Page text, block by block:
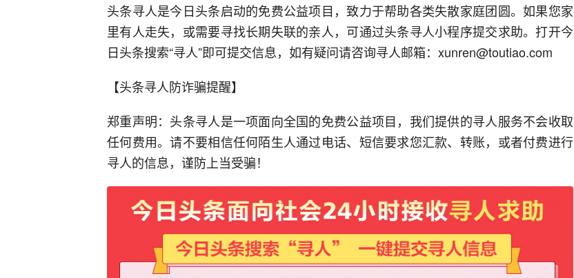
头条寻人是今日头条启动的免费公益项目，致力于帮助各类失散家庭团圆。如果您家
里有人走失，或需要寻找长期失联的亲人，可通过头条寻人小程序提交求助。打开今
日头条搜索“寻人”即可提交信息，如有疑问请咨询寻人邮箱：xunren@toutiao.com
【头条寻人防诈骗提醒】
郑重声明：头条寻人是一项面向全国的免费公益项目，我们提供的寻人服务不会收取
任何费用。请不要相信任何陌生人通过电话、短信要求您汇款、转账，或者付费进行
寻人的信息，谨防上当受骗！